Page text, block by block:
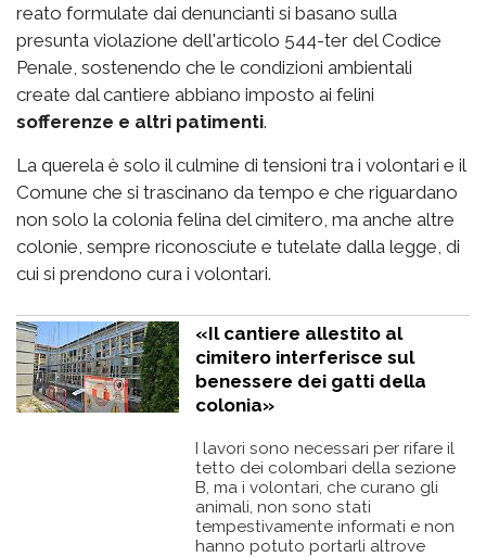
reato formulate dai denuncianti si basano sulla
presunta violazione dell'articolo 544-ter del Codice
Penale, sostenendo che le condizioni ambientali
create dal cantiere abbiano imposto ai felini
sofferenze e altri patimenti.
La querela è solo il culmine di tensioni tra i volontari e il
Comune che si trascinano da tempo e che riguardano
non solo la colonia felina del cimitero, ma anche altre
colonie, sempre riconosciute e tutelate dalla legge, di
cui si prendono cura i volontari.
«Il cantiere allestito al
cimitero interferisce sul
benessere dei gatti della
colonia»
I lavori sono necessari per rifare il
tetto dei colombari della sezione
B, ma i volontari, che curano gli
animali, non sono stati
tempestivamente informati e non
hanno potuto portarli altrove